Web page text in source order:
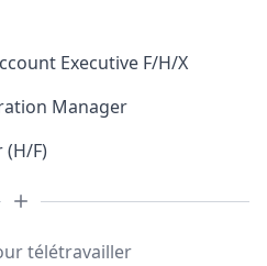
Executive F/H/X
Manager
(H/F)
télétravailler